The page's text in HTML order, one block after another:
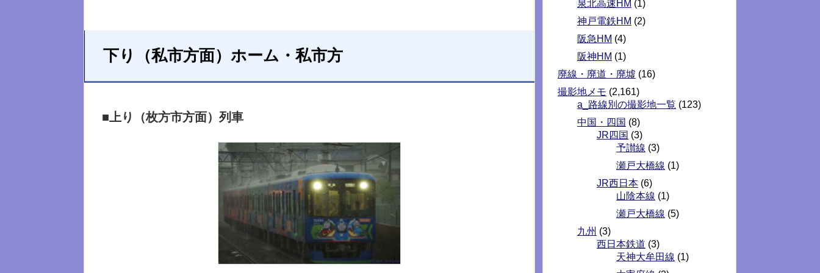
下り（私市方面）ホーム・私市方
■上り（枚方市方面）列車
泉北高速HM (1)
神戸電鉄HM (2)
阪急HM (4)
阪神HM (1)
廃線・廃道・廃墟 (16)
撮影地メモ (2,161)
a_路線別の撮影地一覧 (123)
中国・四国 (8)
JR四国 (3)
予讃線 (3)
瀬戸大橋線 (1)
JR西日本 (6)
山陰本線 (1)
瀬戸大橋線 (5)
九州 (3)
西日本鉄道 (3)
天神大牟田線 (1)